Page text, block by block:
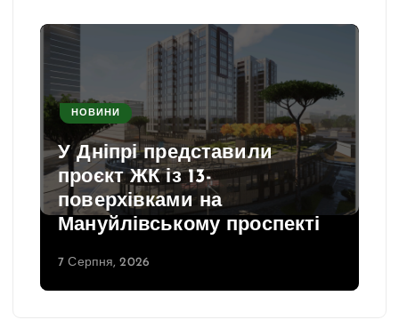
НОВИНИ
У Дніпрі представили
проєкт ЖК із 13-
поверхівками на
Мануйлівському проспекті
7 Серпня, 2026